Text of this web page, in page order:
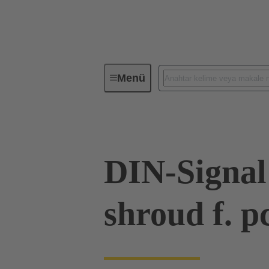
MenüCihaz Bağlantısı
DIN-
shroud f.